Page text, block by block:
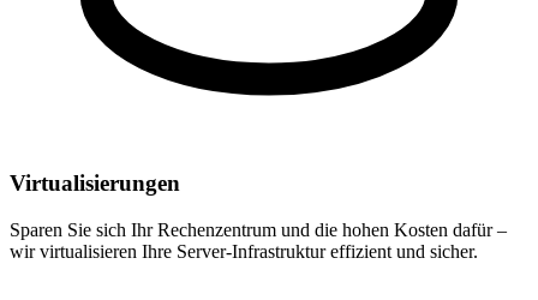
Virtualisierungen
Sparen Sie sich Ihr Rechenzentrum und die hohen Kosten dafür –
wir virtualisieren Ihre Server-Infrastruktur effizient und sicher.